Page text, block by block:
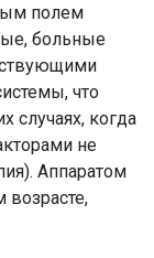
полем
больные
что
случаях, когда
не
Аппаратом